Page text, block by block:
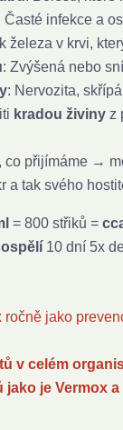
Časté infekce a
železa v krvi,
: Zvýšená nebo
: Nervozita,
kradou živiny z
co přijímáme →
a tak svého
= 800 střiků =
10 dní 5x
ročně jako
v celém
jako je Vermox